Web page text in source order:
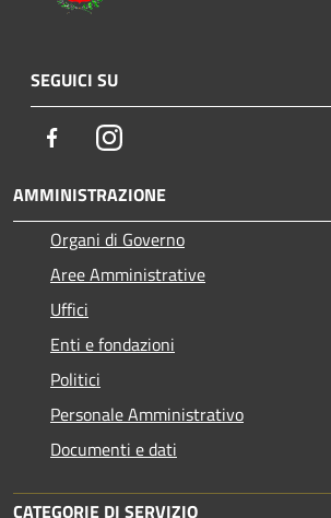
SEGUICI SU
FacebookInstagram
AMMINISTRAZIONE
Organi di Governo
Aree Amministrative
Uffici
Enti e fondazioni
Politici
Personale Amministrativo
Documenti e dati
CATEGORIE DI SERVIZIO